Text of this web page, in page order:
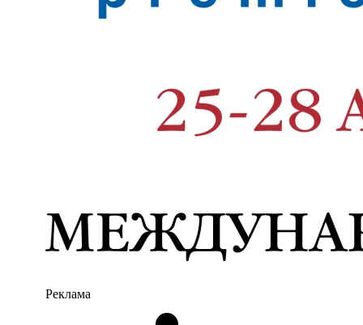
Реклама